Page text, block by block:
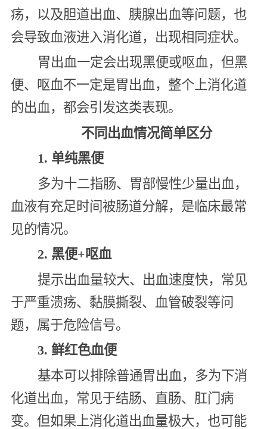
疡，以及胆道出血、胰腺出血等问题，也
会导致血液进入消化道，出现相同症状。
胃出血一定会出现黑便或呕血，但黑
便、呕血不一定是胃出血，整个上消化道
的出血，都会引发这类表现。
不同出血情况简单区分
1. 单纯黑便
多为十二指肠、胃部慢性少量出血，
血液有充足时间被肠道分解，是临床最常
见的情况。
2. 黑便+呕血
提示出血量较大、出血速度快，常见
于严重溃疡、黏膜撕裂、血管破裂等问
题，属于危险信号。
3. 鲜红色血便
基本可以排除普通胃出血，多为下消
化道出血，常见于结肠、直肠、肛门病
变。但如果上消化道出血量极大，也可能